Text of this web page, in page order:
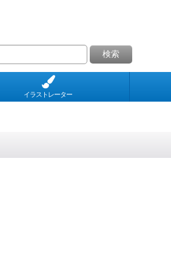
検索
イラストレーター